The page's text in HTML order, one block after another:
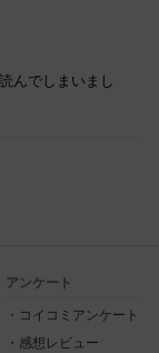
んでしまいまし
アンケート
コイコミアンケート
感想レビュー